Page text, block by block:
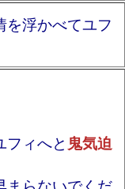
を浮かべてユフ
ィへと 鬼気迫